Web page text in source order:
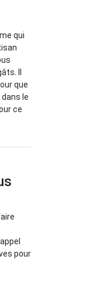
qui
Il
que
le
ce
pour